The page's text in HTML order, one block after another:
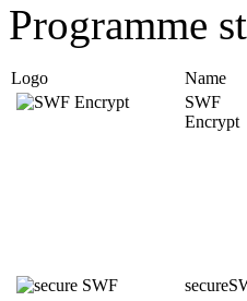
Programme
Logo Name
SWF
Encrypt